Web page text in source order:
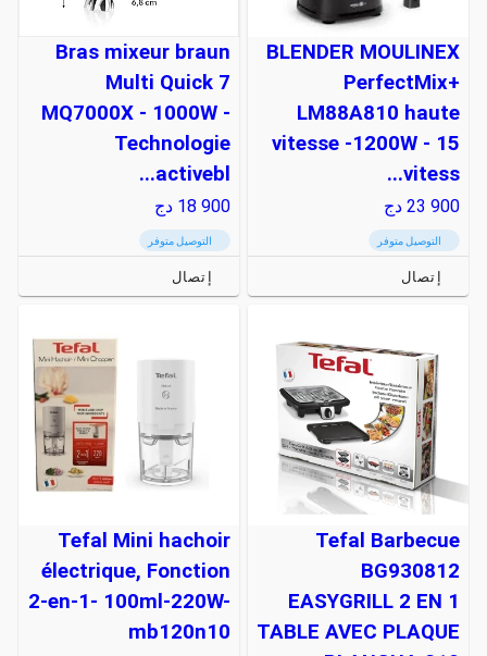
BLENDER MOULINEX
PerfectMix+
LM88A810 haute
vitesse -1200W - 15
vitess...
23 900 دج
التوصيل متوفر
إتصال
Bras mixeur braun
Multi Quick 7
MQ7000X - 1000W -
Technologie
activebl...
18 900 دج
التوصيل متوفر
إتصال
Tefal Barbecue
BG930812
EASYGRILL 2 EN 1
TABLE AVEC PLAQUE
Tefal Mini hachoir
électrique, Fonction
2-en-1- 100ml-220W-
mb120n10